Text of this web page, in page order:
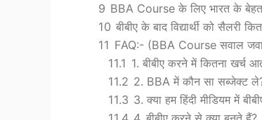
9 BBA Course के लिए भारत के
10 बीबीए के बाद विद्यार्थी को सैलरी
11 FAQ:- (BBA Course सवाल
11.1 1. बीबीए करने में कितना खर्च
11.2 2. BBA में कौन सा सब्जेक्ट
11.3 3. क्या हम हिंदी मीडियम में